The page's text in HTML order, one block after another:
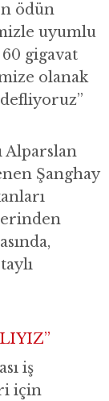
ödün
uyumlu
gigavat
olanak
Alparslan
Şanghay
iş
için